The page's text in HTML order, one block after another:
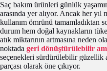
Saç bakım ürünleri günlük
arasında yer alıyor. Ancak her yıl
kullanım ömrünü tamamladıktan
durum hem doğal kaynakların
atık miktarının artmasına neden
noktada geri dönüştürülebilir
seçenekleri sürdürülebilir güzellik
parçası olarak öne çıkıyor.